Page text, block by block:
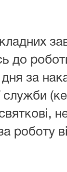
до
дня за
роботу